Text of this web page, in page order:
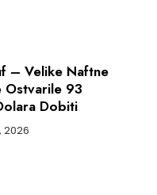
– Velike Naftne
Ostvarile 93
Dobiti
2026